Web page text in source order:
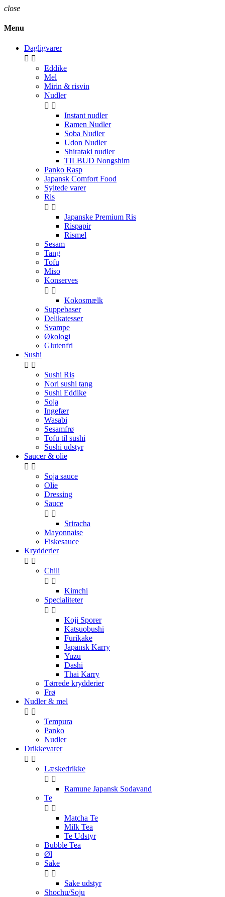
close
Menu
Dagligvarer
 
Eddike
Mel
Mirin & risvin
Nudler
 
Instant nudler
Ramen Nudler
Soba Nudler
Udon Nudler
Shirataki nudler
TILBUD Nongshim
Panko Rasp
Japansk Comfort Food
Syltede varer
Ris
 
Japanske Premium Ris
Rispapir
Rismel
Sesam
Tang
Tofu
Miso
Konserves
 
Kokosmælk
Suppebaser
Delikatesser
Svampe
Økologi
Glutenfri
Sushi
 
Sushi Ris
Nori sushi tang
Sushi Eddike
Soja
Ingefær
Wasabi
Sesamfrø
Tofu til sushi
Sushi udstyr
Saucer & olie
 
Soja sauce
Olie
Dressing
Sauce
 
Sriracha
Mayonnaise
Fiskesauce
Krydderier
 
Chili
 
Kimchi
Specialiteter
 
Koji Sporer
Katsuobushi
Furikake
Japansk Karry
Yuzu
Dashi
Thai Karry
Tørrede krydderier
Frø
Nudler & mel
 
Tempura
Panko
Nudler
Drikkevarer
 
Læskedrikke
 
Ramune Japansk Sodavand
Te
 
Matcha Te
Milk Tea
Te Udstyr
Bubble Tea
Øl
Sake
 
Sake udstyr
Shochu/Soju